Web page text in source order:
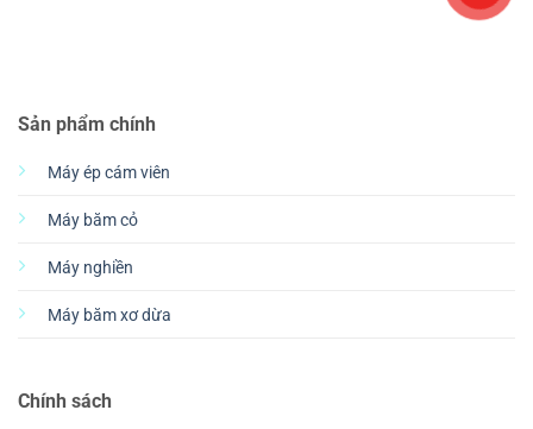
Sản phẩm chính
Máy ép cám viên
Máy băm cỏ
Máy nghiền
Máy băm xơ dừa
Chính sách